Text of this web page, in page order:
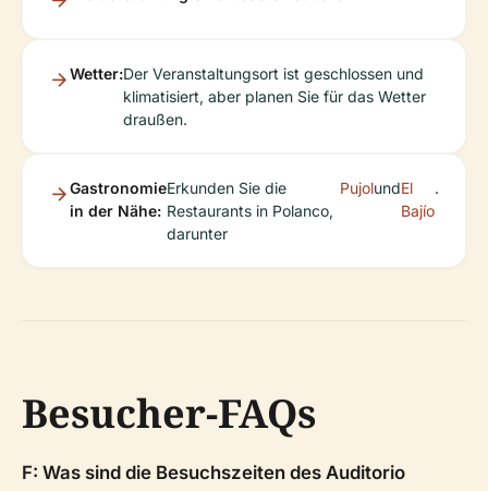
Wetter:Der Veranstaltungsort ist geschlossen und
klimatisiert, aber planen Sie für das Wetter
draußen.
Gastronomie
in der Nähe:
Erkunden Sie die
Restaurants in Polanco,
darunter
PujolundEl
Bajío
.
Besucher-FAQs
F: Was sind die Besuchszeiten des Auditorio